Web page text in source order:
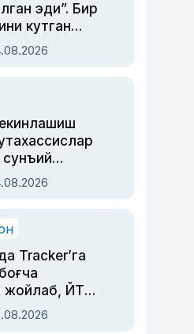
эди”. Бир
кутган
дубльяж
тўла ҳаёти
сунъий
бошқара
Tracker’га
жойлаб, ЙТҲ
аёлга суд